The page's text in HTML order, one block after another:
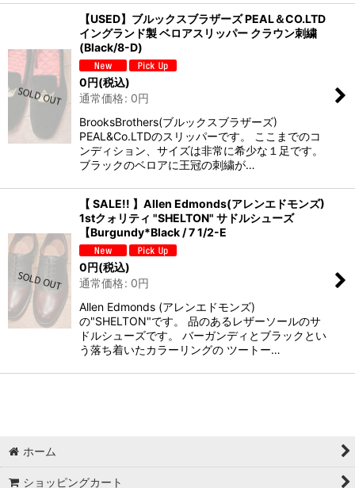
【USED】ブルックスブラザーズ PEAL＆CO.LTD
イングランド製 ベロアスリッパー クラウン刺繍
(Black/8-D)
0円(税込)
通常価格: 0円
BrooksBrothers(ブルックスブラザーズ)
PEAL&Co.LTDのスリッパーです。 ここまでのコ
ンディション、サイズは非常に希少な１足です。
ブラックのベロアに王冠の刺繍が…
【 SALE!! 】Allen Edmonds(アレンエドモンズ)
1stクォリティ "SHELTON" サドルシューズ
【Burgundy*Black / 7 1/2-E
0円(税込)
通常価格: 0円
Allen Edmonds (アレンエドモンズ)
の"SHELTON"です。 品のあるレザーソールのサ
ドルシューズです。 バーガンディとブラックとい
う落ち着いたカラーリングの ツートー…
ホーム
ショッピングカート